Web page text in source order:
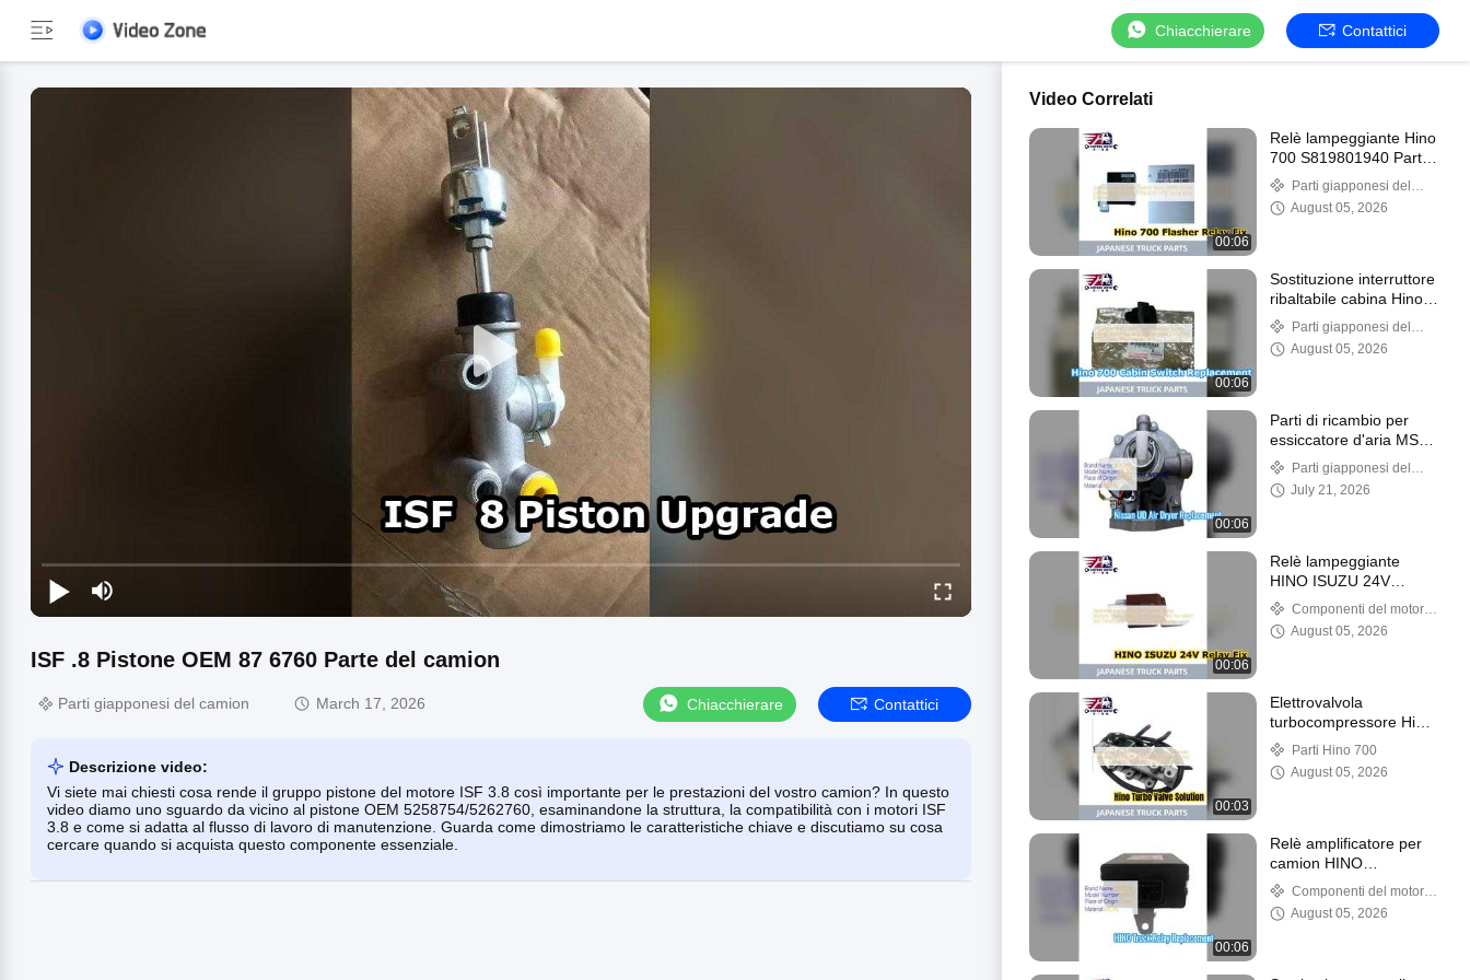
Chiacchierare Contattici
ISF .8 Pistone OEM 87 6760 Parte del camion
Parti giapponesi del camion March 17, 2026 Chiacchierare Contattici
Descrizione video:
Vi siete mai chiesti cosa rende il gruppo pistone del motore ISF 3.8 così importante per le prestazioni del vostro camion? In questo
video diamo uno sguardo da vicino al pistone OEM 5258754/5262760, esaminandone la struttura, la compatibilità con i motori ISF
3.8 e come si adatta al flusso di lavoro di manutenzione. Guarda come dimostriamo le caratteristiche chiave e discutiamo su cosa
cercare quando si acquista questo componente essenziale.
Video Correlati
00:06
Relè lampeggiante Hino
700 S819801940 Parti
affidabili per camion
Parti giapponesi del
camionAugust 05, 2026
00:06
Sostituzione interruttore
ribaltabile cabina Hino
700 84280E0390
Parti giapponesi del
camionAugust 05, 2026
00:06
Parti di ricambio per
essiccatore d'aria MS1
per camion Nissan UD
Parti giapponesi del
camionJuly 21, 2026
00:06
Relè lampeggiante
HINO ISUZU 24V
066500 5490
Sostituzione
Componenti del motore
di HinoAugust 05, 2026
00:03
Elettrovalvola
turbocompressore Hino
700 S2761 04910
Parti Hino 700
August 05, 2026
00:06
Relè amplificatore per
camion HINO
88650E0010 Parti del
motore affidabili
Componenti del motore
di HinoAugust 05, 2026